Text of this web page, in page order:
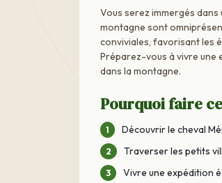
Vous serez immergés
montagne sont
conviviales, favorisant les
Préparez-vous à vivre une
dans la montagne.
Pourquoi faire
Découvrir le cheval
Traverser les petits
Vivre une expédition